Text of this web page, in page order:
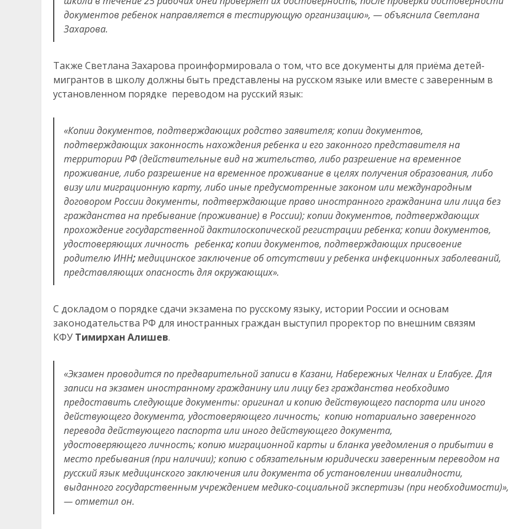
документов ребенок направляется в тестирующую организацию», — объяснила Светлана
Захарова.
Также Светлана Захарова проинформировала о том, что все документы для приёма детей-
мигрантов в школу должны быть представлены на русском языке или вместе с заверенным в
установленном порядке переводом на русский язык:
«Копии документов, подтверждающих родство заявителя; копии документов,
подтверждающих законность нахождения ребенка и его законного представителя на
территории РФ (действительные вид на жительство, либо разрешение на временное
проживание, либо разрешение на временное проживание в целях получения образования, либо
визу или миграционную карту, либо иные предусмотренные законом или международным
договором России документы, подтверждающие право иностранного гражданина или лица без
гражданства на пребывание (проживание) в России); копии документов, подтверждающих
прохождение государственной дактилоскопической регистрации ребенка; копии документов,
удостоверяющих личность ребенка;копии документов, подтверждающих присвоение
родителю ИНН;медицинское заключение об отсутствии у ребенка инфекционных заболеваний,
представляющих опасность для окружающих».
С докладом о порядке сдачи экзамена по русскому языку, истории России и основам
законодательства РФ для иностранных граждан выступил проректор по внешним связям
КФУ Тимирхан Алишев.
«Экзамен проводится по предварительной записи в Казани, Набережных Челнах и Елабуге. Для
записи на экзамен иностранному гражданину или лицу без гражданства необходимо
предоставить следующие документы: оригинал и копию действующего паспорта или иного
действующего документа, удостоверяющего личность; копию нотариально заверенного
перевода действующегопаспорта или иного действующего документа,
удостоверяющеголичность; копию миграционной карты и бланка уведомления о прибытиив
место пребывания (при наличии); копию с обязательным юридически заверенным переводом на
русский язык медицинского заключения или документа об установлении инвалидности,
выданного государственнымучреждением медико-социальной экспертизы (при необходимости)»,
— отметил он.